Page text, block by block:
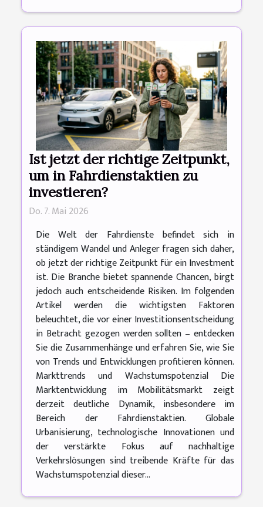
Ist jetzt der richtige Zeitpunkt,
um in Fahrdienstaktien zu
investieren?
Do. 7. Mai 2026
Die Welt der Fahrdienste befindet sich in
ständigem Wandel und Anleger fragen sich daher,
ob jetzt der richtige Zeitpunkt für ein Investment
ist. Die Branche bietet spannende Chancen, birgt
jedoch auch entscheidende Risiken. Im folgenden
Artikel werden die wichtigsten Faktoren
beleuchtet, die vor einer Investitionsentscheidung
in Betracht gezogen werden sollten – entdecken
Sie die Zusammenhänge und erfahren Sie, wie Sie
von Trends und Entwicklungen profitieren können.
Markttrends und Wachstumspotenzial Die
Marktentwicklung im Mobilitätsmarkt zeigt
derzeit deutliche Dynamik, insbesondere im
Bereich der Fahrdienstaktien. Globale
Urbanisierung, technologische Innovationen und
der verstärkte Fokus auf nachhaltige
Verkehrslösungen sind treibende Kräfte für das
Wachstumspotenzial dieser...